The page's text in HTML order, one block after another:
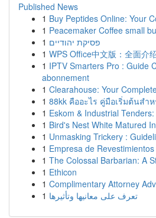
Published News
1 Buy Peptides Online: Your
1 Peacemaker Coffee small
1 פסיקת יהודיים
1 WPS Office中文版：全面介
1 IPTV Smarters Pro : Guide
abonnement
1 Clearahouse: Your
1 88kk คืออะไร คู่มือเริ่มต้นสำ
1 Eskom & Industrial
1 Bird's Nest White Matured
1 Unmasking Trickery :
1 Empresa de
1 The Colossal Barbarian: A
1 Ethicon
1 Complimentary Attorney
1 تعرف على معانيها وتأثيرها